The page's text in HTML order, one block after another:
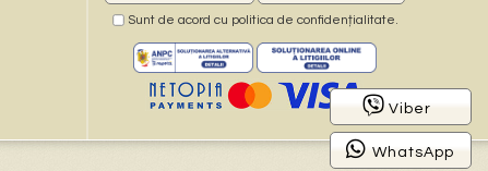
Sunt de acord cu politica de confidențialitate.
Viber
WhatsApp